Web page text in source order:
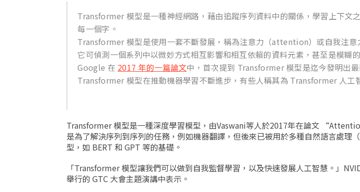
Transformer 模型是一種神經網路，藉由追蹤序列資料中的關係，學習上下文
每一個字。
Transformer 模型是使用一套不斷發展，稱為注意力（attention）或自我注
它可偵測一個系列中以微妙方式相互影響和相互依賴的資料元素，甚至是模糊
Google 在 2017 年的一篇論文中，首次提到 Transformer 模型是迄今發明出
Transformer 模型在推動機器學習不斷進步，有些人稱其為 Transformer 人工
Transformer 模型是一種深度學習模型，由Vaswani等人於2017年在論文
是為了解決序列到序列的任務，例如機器翻譯，但後來已被用於多種自然語言處理
型，如 BERT 和 GPT 等的基礎。
「Transformer 模型讓我們可以做到自我監督學習，以及快速發展人工智慧。」
舉行的 GTC 大會主題演講中表示。